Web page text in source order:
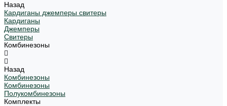
Назад
Кардиганы джемперы свитеры
Кардиганы
Джемперы
Свитеры
Комбинезоны
Назад
Комбинезоны
Комбинезоны
Полукомбинезоны
Комплекты